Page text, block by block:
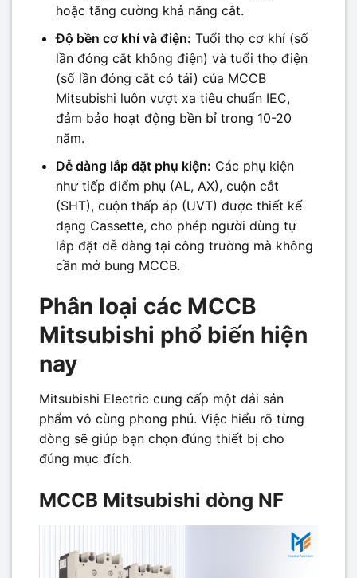
hoặc tăng cường khả năng cắt.
Độ bền cơ khí và điện: Tuổi thọ cơ khí (số
lần đóng cắt không điện) và tuổi thọ điện
(số lần đóng cắt có tải) của MCCB
Mitsubishi luôn vượt xa tiêu chuẩn IEC,
đảm bảo hoạt động bền bỉ trong 10-20
năm.
Dễ dàng lắp đặt phụ kiện: Các phụ kiện
như tiếp điểm phụ (AL, AX), cuộn cắt
(SHT), cuộn thấp áp (UVT) được thiết kế
dạng Cassette, cho phép người dùng tự
lắp đặt dễ dàng tại công trường mà không
cần mở bung MCCB.
Phân loại các MCCB
Mitsubishi phổ biến hiện
nay
Mitsubishi Electric cung cấp một dải sản
phẩm vô cùng phong phú. Việc hiểu rõ từng
dòng sẽ giúp bạn chọn đúng thiết bị cho
đúng mục đích.
MCCB Mitsubishi dòng NF